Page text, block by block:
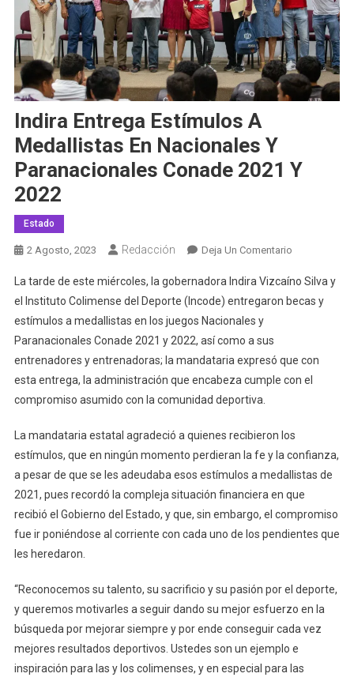
Indira Entrega Estímulos A
Medallistas En Nacionales Y
Paranacionales Conade 2021 Y
2022
Estado
2 Agosto, 2023 Redacción Deja Un ComentarioEn
Entrega
Estímulos
En
Nacionales
Conade
2021
Y
La tarde de este miércoles, la gobernadora Indira Vizcaíno Silva y
el Instituto Colimense del Deporte (Incode) entregaron becas y
estímulos a medallistas en los juegos Nacionales y
Paranacionales Conade 2021 y 2022, así como a sus
entrenadores y entrenadoras; la mandataria expresó que con
esta entrega, la administración que encabeza cumple con el
compromiso asumido con la comunidad deportiva.
La mandataria estatal agradeció a quienes recibieron los
estímulos, que en ningún momento perdieran la fe y la confianza,
a pesar de que se les adeudaba esos estímulos a medallistas de
2021, pues recordó la compleja situación financiera en que
recibió el Gobierno del Estado, y que, sin embargo, el compromiso
fue ir poniéndose al corriente con cada uno de los pendientes que
les heredaron.
“Reconocemos su talento, su sacrificio y su pasión por el deporte,
y queremos motivarles a seguir dando su mejor esfuerzo en la
búsqueda por mejorar siempre y por ende conseguir cada vez
mejores resultados deportivos. Ustedes son un ejemplo e
inspiración para las y los colimenses, y en especial para las